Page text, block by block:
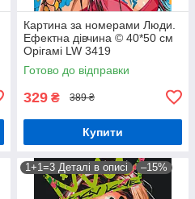
Картина за номерами Люди.
Ефектна дівчина © 40*50 см
Орігамі LW 3419
Готово до відправки
329 ₴ 389 ₴
Купити
1+1=3 Деталі в описі –15%